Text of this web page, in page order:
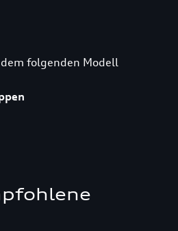
folgenden Modell